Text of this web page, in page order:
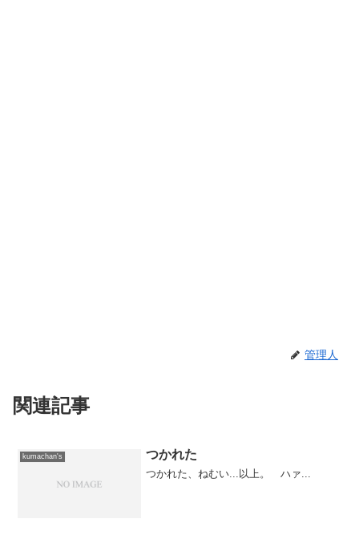
管理人
関連記事
kumachan's つかれた
つかれた、ねむい...以上。 ハァ...